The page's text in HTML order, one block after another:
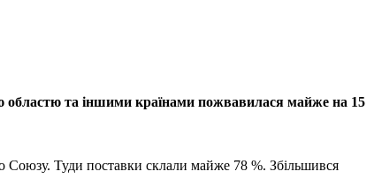
областю та іншими країнами пожвавилася майже на 15
Союзу. Туди поставки склали майже 78 %. Збільшився